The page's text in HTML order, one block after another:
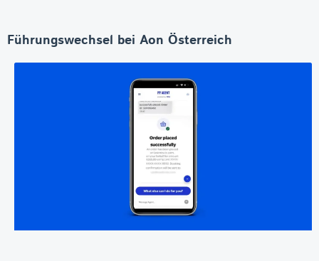
Führungswechsel bei Aon Österreich